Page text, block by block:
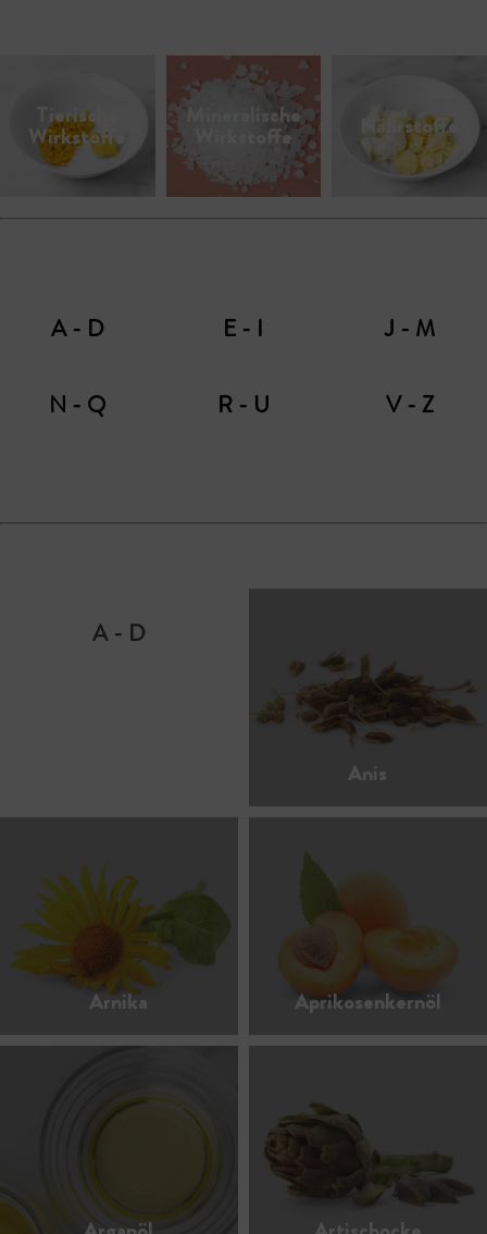
A - D E - I J - M
N - Q R - U V - Z
Tierische
Wirkstoffe
Mineralische
Wirkstoffe Nährstoffe
A - D
Anis
Arnika Aprikosenkernöl